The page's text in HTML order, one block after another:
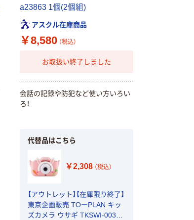
a23863 1個(2個組)
アスクル在庫商品
￥8,580 （税込）
お取扱い終了しました
会話の記録や防犯など使い方いろい
ろ！
代替品はこちら
￥2,308 （税込）
【アウトレット】【在庫限り終了】
東京企画販売 TOーPLAN キッ
ズカメラ ウサギ TKSWI-003P